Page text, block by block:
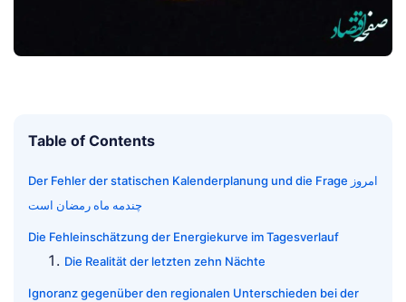
Table of Contents
Der Fehler der statischen Kalenderplanung und die Frage امروز
چندمه ماه رمضان است
Die Fehleinschätzung der Energiekurve im Tagesverlauf
Die Realität der letzten zehn Nächte
Ignoranz gegenüber den regionalen Unterschieden bei der